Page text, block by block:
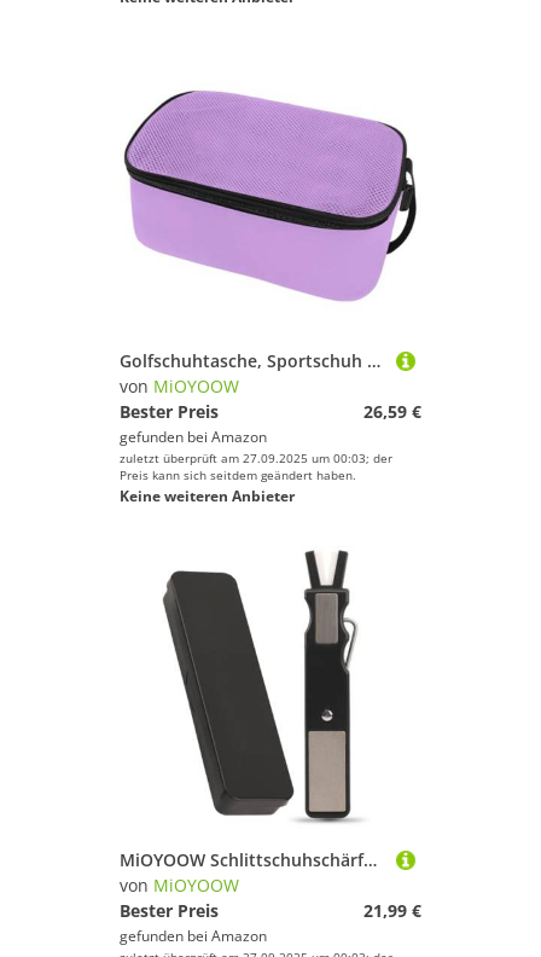
Golfschuhtasche, Sportschuh Tragetaschen mit Belüftung, Tragbarer Sportschuhtasche für Reisen, Sport, Damen und Herren
von MiOYOOW
Bester Preis
26,59 €
gefunden bei Amazon
zuletzt überprüft am 27.09.2025 um 00:03; der
Preis kann sich seitdem geändert haben.
Keine weiteren Anbieter
MiOYOOW Schlittschuhschärfer, Schlittschuh Schärfwerkzeug, Hockeyklingenkanten Keramikstab Schleifwerkzeug Kugelmesser Skate Sharpener Schleifstein Schleifwerkzeug für Hockey Schlittschuhe
von MiOYOOW
Bester Preis
21,99 €
gefunden bei Amazon